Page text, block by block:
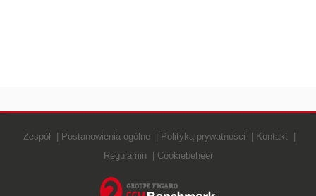
Zespół Postanowienia ogólne Polityką prywatności
Kontakt
Regulamin
Cookiebeheer